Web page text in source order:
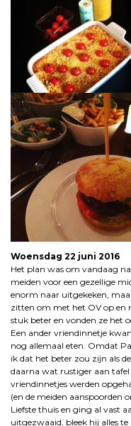
Woensdag 22 juni 2016
Het plan was om vandaag
meiden voor een gezellige
enorm naar uitgekeken,
zitten om met het OV op en
stuk beter en vonden ze het
Een ander vriendinnetje
nog allemaal eten. Omdat
ik dat het beter zou zijn als
daarna wat rustiger aan
vriendinnetjes werden
(en de meiden aanspoorden
Liefste thuis en ging al vast
uitgezwaaid, bleek hij alles